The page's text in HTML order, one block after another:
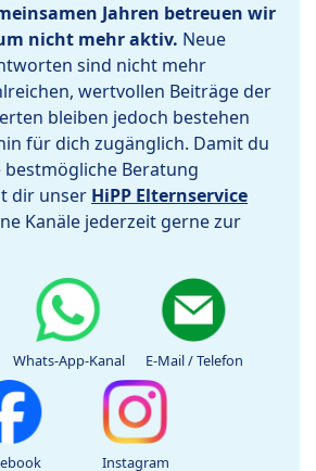
Jahren betreuen wir
nicht mehr aktiv. Neue
sind nicht mehr
wertvollen Beiträge der
bleiben jedoch bestehen
für dich zugänglich. Damit du
Beratung
dir unser HiPP Elternservice
Kanäle jederzeit gerne zur
Whats-App-Kanal E-Mail / Telefon
Instagram